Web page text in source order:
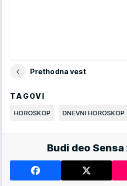
Prethodna vest
TAGOVI
HOROSKOP DNEVNI HOROSKOP
Budi deo